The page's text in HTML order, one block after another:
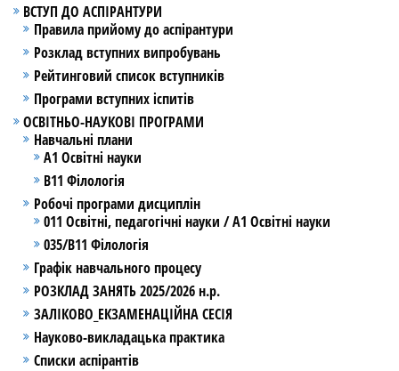
ВСТУП ДО АСПІРАНТУРИ
Правила прийому до аспірантури
Розклад вступних випробувань
Рейтинговий список вступників
Програми вступних іспитів
ОСВІТНЬО-НАУКОВІ ПРОГРАМИ
Навчальні плани
А1 Освітні науки
В11 Філологія
Робочі програми дисциплін
011 Освітні, педагогічні науки / А1 Освітні науки
035/В11 Філологія
Графік навчального процесу
РОЗКЛАД ЗАНЯТЬ 2025/2026 н.р.
ЗАЛІКОВО_ЕКЗАМЕНАЦІЙНА СЕСІЯ
Науково-викладацька практика
Списки аспірантів